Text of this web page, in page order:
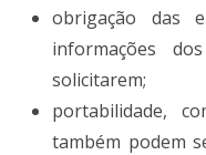
obrigação das
informações
solicitarem;
portabilidade,
também podem